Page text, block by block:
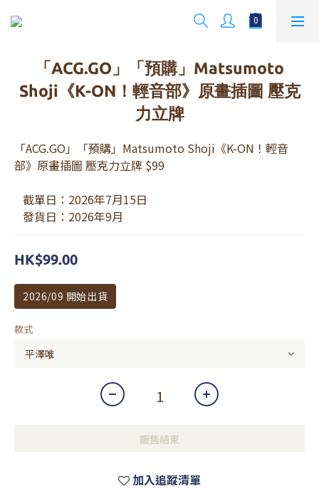
「ACG.GO」「預購」Matsumoto
Shoji《K-ON！輕音部》原畫插圖 壓克
力立牌
「ACG.GO」「預購」Matsumoto Shoji《K-ON！輕音
部》原畫插圖 壓克力立牌 $99
   截單日：2026年7月15日
   發貨日：2026年9月
HK$99.00
2026/09 開始出貨
款式
販售結束
加入追蹤清單